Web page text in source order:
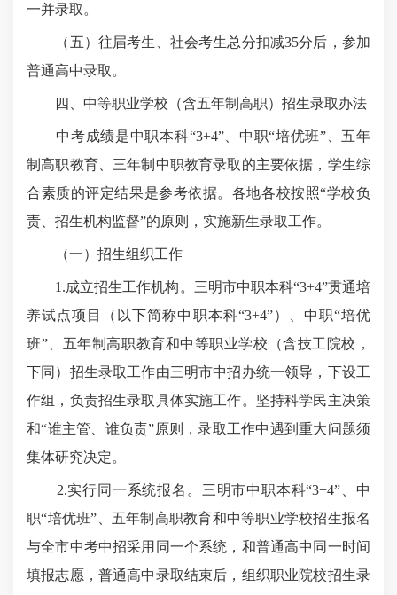
一并录取。
（五）往届考生、社会考生总分扣减35分后，参加
普通高中录取。
四、中等职业学校（含五年制高职）招生录取办法
中考成绩是中职本科“3+4”、中职“培优班”、五年
制高职教育、三年制中职教育录取的主要依据，学生综
合素质的评定结果是参考依据。各地各校按照“学校负
责、招生机构监督”的原则，实施新生录取工作。
（一）招生组织工作
1.成立招生工作机构。三明市中职本科“3+4”贯通培
养试点项目（以下简称中职本科“3+4”）、中职“培优
班”、五年制高职教育和中等职业学校（含技工院校，
下同）招生录取工作由三明市中招办统一领导，下设工
作组，负责招生录取具体实施工作。坚持科学民主决策
和“谁主管、谁负责”原则，录取工作中遇到重大问题须
集体研究决定。
2.实行同一系统报名。三明市中职本科“3+4”、中
职“培优班”、五年制高职教育和中等职业学校招生报名
与全市中考中招采用同一个系统，和普通高中同一时间
填报志愿，普通高中录取结束后，组织职业院校招生录